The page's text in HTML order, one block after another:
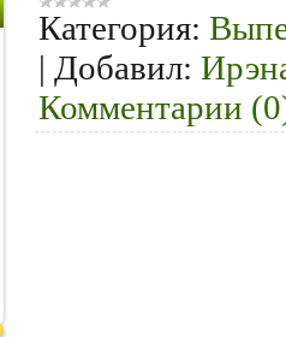
Категория:
| Добавил:
Комментарии